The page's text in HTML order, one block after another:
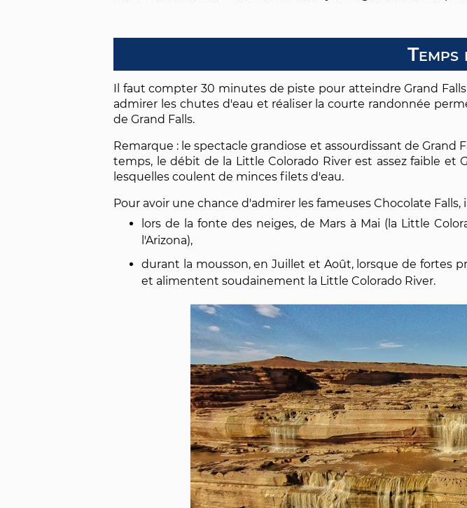
Il faut compter 30 minutes de piste pour atteindre Grand
admirer les chutes d'eau et réaliser la courte randonnée
de Grand Falls.
Remarque : le spectacle grandiose et assourdissant de
temps, le débit de la Little Colorado River est assez faible et
lesquelles coulent de minces filets d'eau.
Pour avoir une chance d'admirer les fameuses Chocolate
lors de la fonte des neiges, de Mars à Mai (la Little
l'Arizona),
durant la mousson, en Juillet et Août, lorsque de fortes
et alimentent soudainement la Little Colorado River.